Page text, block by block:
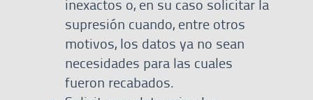
inexactos o, en su caso solicitar la
supresión cuando, entre otros
motivos, los datos ya no sean
necesidades para las cuales
fueron recabados.